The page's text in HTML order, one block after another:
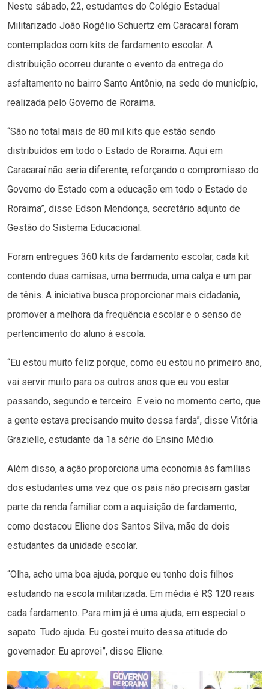
Neste sábado, 22, estudantes do Colégio Estadual
Militarizado João Rogélio Schuertz em Caracaraí foram
contemplados com kits de fardamento escolar. A
distribuição ocorreu durante o evento da entrega do
asfaltamento no bairro Santo Antônio, na sede do município,
realizada pelo Governo de Roraima.
“São no total mais de 80 mil kits que estão sendo
distribuídos em todo o Estado de Roraima. Aqui em
Caracaraí não seria diferente, reforçando o compromisso do
Governo do Estado com a educação em todo o Estado de
Roraima”, disse Edson Mendonça, secretário adjunto de
Gestão do Sistema Educacional.
Foram entregues 360 kits de fardamento escolar, cada kit
contendo duas camisas, uma bermuda, uma calça e um par
de tênis. A iniciativa busca proporcionar mais cidadania,
promover a melhora da frequência escolar e o senso de
pertencimento do aluno à escola.
“Eu estou muito feliz porque, como eu estou no primeiro ano,
vai servir muito para os outros anos que eu vou estar
passando, segundo e terceiro. E veio no momento certo, que
a gente estava precisando muito dessa farda”, disse Vitória
Grazielle, estudante da 1a série do Ensino Médio.
Além disso, a ação proporciona uma economia às famílias
dos estudantes uma vez que os pais não precisam gastar
parte da renda familiar com a aquisição de fardamento,
como destacou Eliene dos Santos Silva, mãe de dois
estudantes da unidade escolar.
“Olha, acho uma boa ajuda, porque eu tenho dois filhos
estudando na escola militarizada. Em média é R$ 120 reais
cada fardamento. Para mim já é uma ajuda, em especial o
sapato. Tudo ajuda. Eu gostei muito dessa atitude do
governador. Eu aprovei”, disse Eliene.